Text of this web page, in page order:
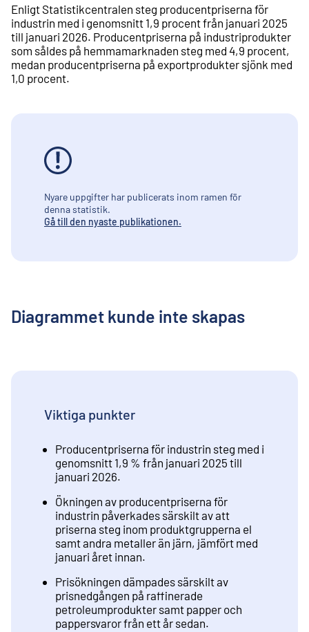
Enligt Statistikcentralen steg producentpriserna för
industrin med i genomsnitt 1,9 procent från januari 2025
till januari 2026. Producentpriserna på industriprodukter
som såldes på hemmamarknaden steg med 4,9 procent,
medan producentpriserna på exportprodukter sjönk med
1,0 procent.
Nyare uppgifter har publicerats inom ramen för
denna statistik.
Gå till den nyaste publikationen.
Diagrammet kunde inte skapas
Viktiga punkter
Producentpriserna för industrin steg med i
genomsnitt 1,9 % från januari 2025 till
januari 2026.
Ökningen av producentpriserna för
industrin påverkades särskilt av att
priserna steg inom produktgrupperna el
samt andra metaller än järn, jämfört med
januari året innan.
Prisökningen dämpades särskilt av
prisnedgången på raffinerade
petroleumprodukter samt papper och
pappersvaror från ett år sedan.